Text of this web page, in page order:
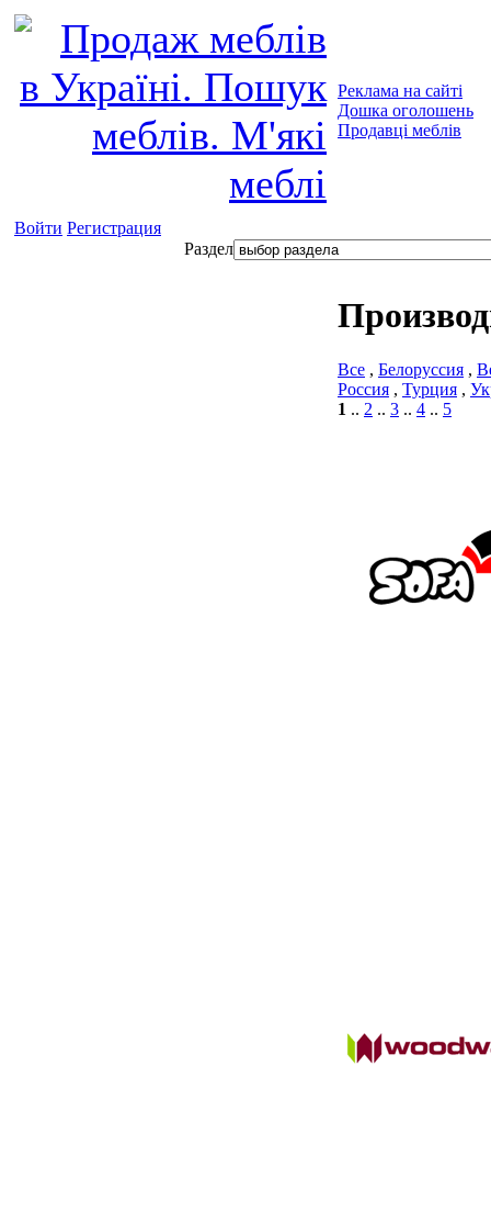
Реклама на сайті
Дошка оголошень
Продавці меблів
Войти Регистрация
Раздел
Все , Белоруссия ,
Россия , Турция ,
1 .. 2 .. 3 .. 4 .. 5